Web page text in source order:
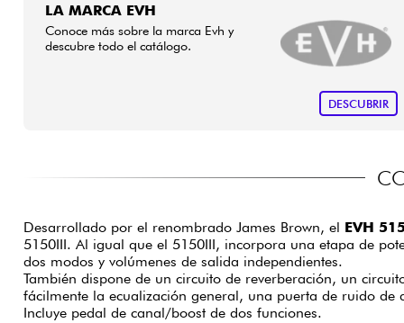
LA MARCA EVH
Conoce más sobre la marca Evh y
descubre todo el catálogo.
DESCUBRIR
Desarrollado por el renombrado James Brown, el EVH
5150III. Al igual que el 5150III, incorpora una etapa de
dos modos y volúmenes de salida independientes.
También dispone de un circuito de reverberación, un
fácilmente la ecualización general, una puerta de ruido de
Incluye pedal de canal/boost de dos funciones.